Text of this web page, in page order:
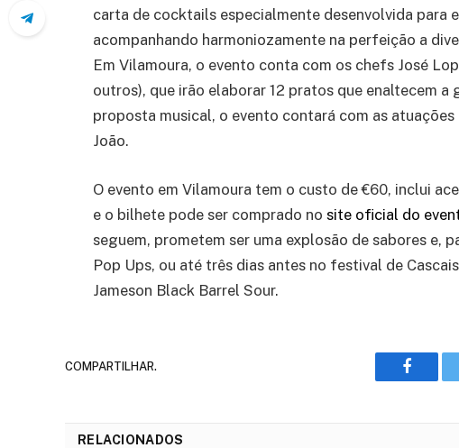
carta de cocktails especialmente desenvolvida para
acompanhando harmoniozamente na perfeição a
Em Vilamoura, o evento conta com os chefs José
outros), que irão elaborar 12 pratos que enaltecem a
proposta musical, o evento contará com as atuações
João.
O evento em Vilamoura tem o custo de€60, inclui
e o bilhete pode ser comprado no site oficial do
seguem, prometem ser uma explosão de sabores e,
Pop Ups, ou até três dias antes no festival de Cascais
Jameson Black Barrel Sour.
COMPARTILHAR.
RELACIONADOS